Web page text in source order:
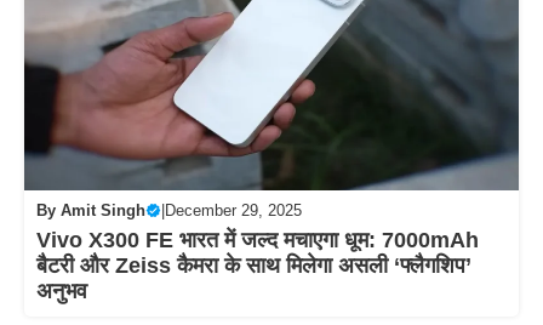
By Amit Singh December 29, 2025
Vivo X300 FE भारत में जल्द मचाएगा धूम: 7000mAh
बैटरी और Zeiss कैमरा के साथ मिलेगा असली ‘फ्लैगशिप’
अनुभव